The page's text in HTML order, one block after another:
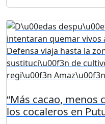
“Más cacao, menos
los cocaleros en